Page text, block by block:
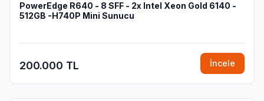
PowerEdge R640 - 8 SFF - 2x Intel Xeon Gold 6140 -
512GB -H740P Mini Sunucu
200.000 TL İncele